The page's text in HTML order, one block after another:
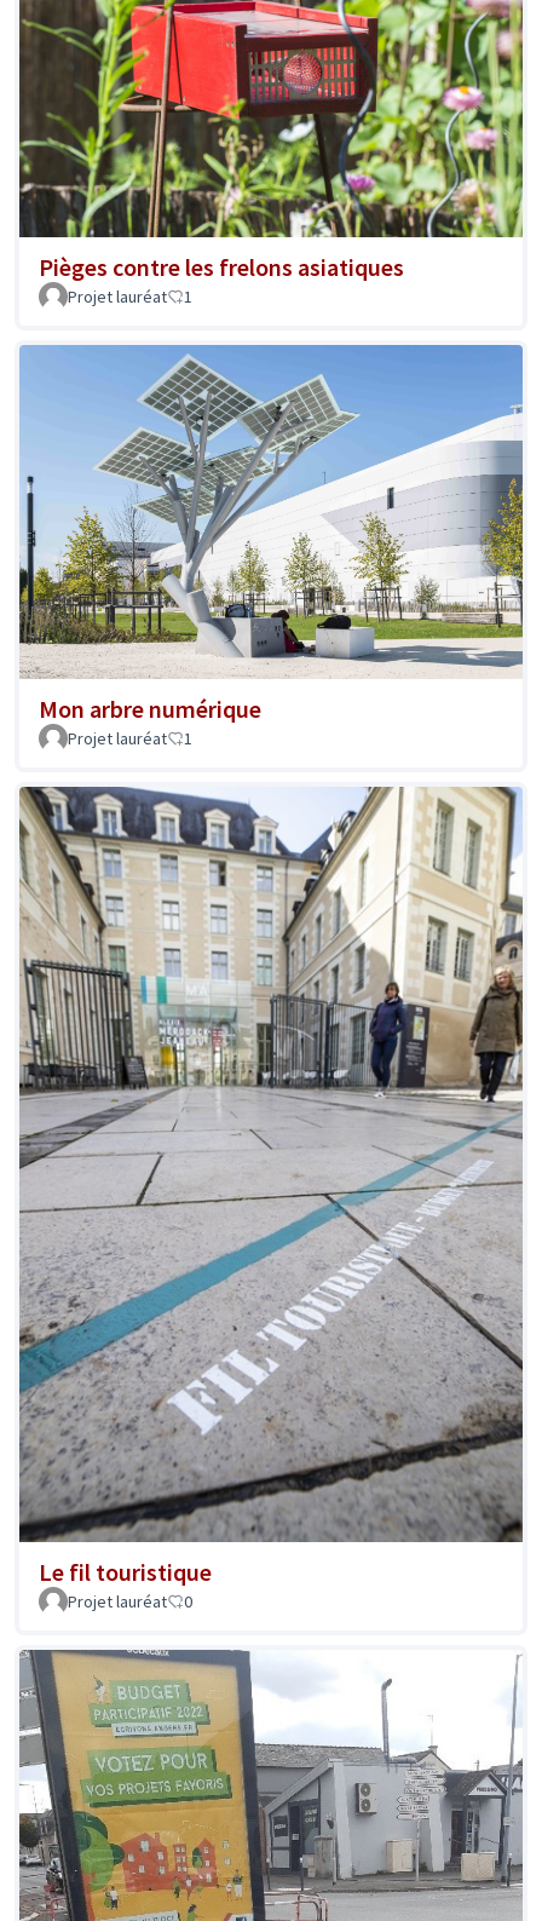
Pièges contre les frelons asiatiques
Projet lauréat 1
Mon arbre numérique
Projet lauréat 1
Le fil touristique
Projet lauréat 0